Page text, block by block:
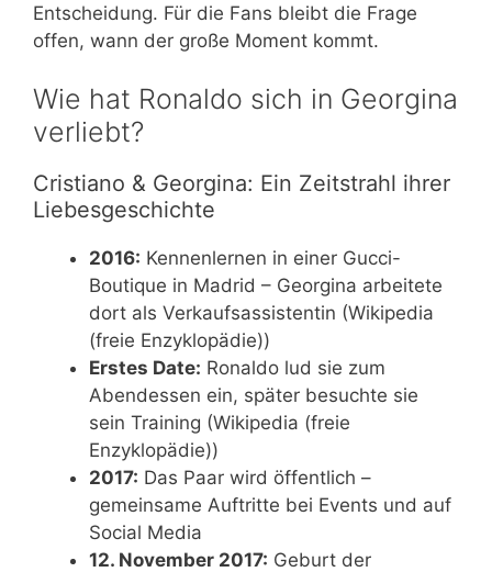
Entscheidung. Für die Fans bleibt die Frage
offen, wann der große Moment kommt.
Wie hat Ronaldo sich in Georgina
verliebt?
Cristiano & Georgina: Ein Zeitstrahl ihrer
Liebesgeschichte
2016: Kennenlernen in einer Gucci-
Boutique in Madrid – Georgina arbeitete
dort als Verkaufsassistentin (Wikipedia
(freie Enzyklopädie))
Erstes Date: Ronaldo lud sie zum
Abendessen ein, später besuchte sie
sein Training (Wikipedia (freie
Enzyklopädie))
2017: Das Paar wird öffentlich –
gemeinsame Auftritte bei Events und auf
Social Media
12. November 2017: Geburt der